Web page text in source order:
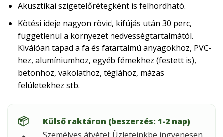
Akusztikai szigetelőrétegként is felhordható.
Kötési ideje nagyon rövid, kifújás után 30 perc,
függetlenül a környezet nedvességtartalmától.
Kiválóan tapad a fa és fatartalmú anyagokhoz, PVC-
hez, alumíniumhoz, egyéb fémekhez (festett is),
betonhoz, vakolathoz, téglához, mázas
felületekhez stb.
📦 Külső raktáron (beszerzés: 1-2 nap)
Személyes átvétel: Üzleteinkbe ingyenesen